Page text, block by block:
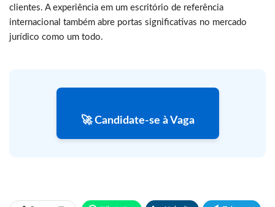
clientes. A experiência em um escritório de referência
internacional também abre portas significativas no mercado
jurídico como um todo.
🚀 Candidate-se à Vaga